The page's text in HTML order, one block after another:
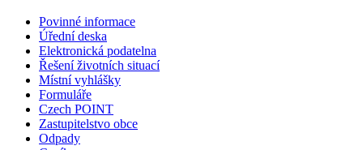
Povinné informace
Úřední deska
Elektronická podatelna
Řešení životních situací
Místní vyhlášky
Formuláře
Czech POINT
Zastupitelstvo obce
Odpady